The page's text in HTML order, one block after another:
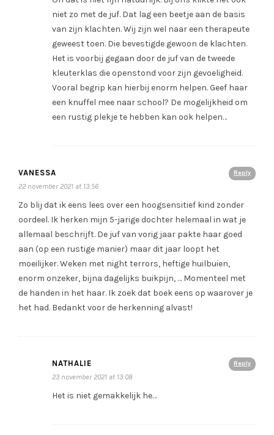
niet zo met de juf. Dat lag een beetje aan de basis
van zijn klachten. Wij zijn wel naar een therapeute
geweest toen. Die bevestigde gewoon de klachten.
Het is voorbij gegaan door de juf van de tweede
kleuterklas die openstond voor zijn gevoeligheid.
Vooral begrip kan hierbij enorm helpen. Geef haar
een knuffel mee naar school? De mogelijkheid om
een rustig plekje te hebben kan ook helpen…
Reply
VANESSA
22 november 2021 at 13:56
Zo blij dat ik eens lees over een hoogsensitief kind zonder
oordeel. Ik herken mijn 5-jarige dochter helemaal in wat je
allemaal beschrijft. De juf van vorig jaar pakte haar goed
aan (op een rustige manier) maar dit jaar loopt het
moeilijker. Weken met night terrors, heftige huilbuien,
enorm onzeker, bijna dagelijks buikpijn, … Momenteel met
de handen in het haar. Ik zoek dat boek eens op waarover je
het had. Bedankt voor de herkenning alvast!
Reply
NATHALIE
23 november 2021 at 13:08
Het is niet gemakkelijk he…